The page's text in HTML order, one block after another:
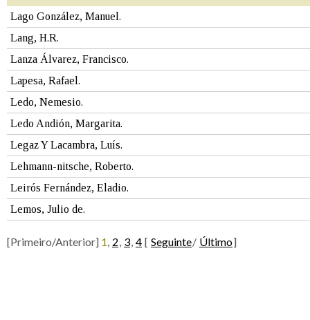
Lago González, Manuel.
Lang, H.R.
Lanza Álvarez, Francisco.
Lapesa, Rafael.
Ledo, Nemesio.
Ledo Andión, Margarita.
Legaz Y Lacambra, Luís.
Lehmann-nitsche, Roberto.
Leirós Fernández, Eladio.
Lemos, Julio de.
[Primeiro/Anterior] 1, 2, 3, 4 [ Seguinte/ Último]